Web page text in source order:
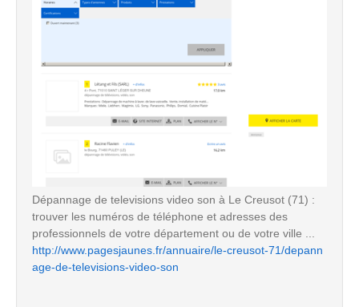
Dépannage de televisions video son à Le Creusot (71) :
trouver les numéros de téléphone et adresses des
professionnels de votre département ou de votre ville ...
http://www.pagesjaunes.fr/annuaire/le-creusot-71/depann
age-de-televisions-video-son